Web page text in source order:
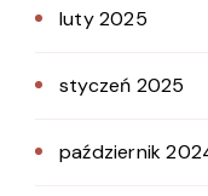
luty 2025
styczeń 2025
październik